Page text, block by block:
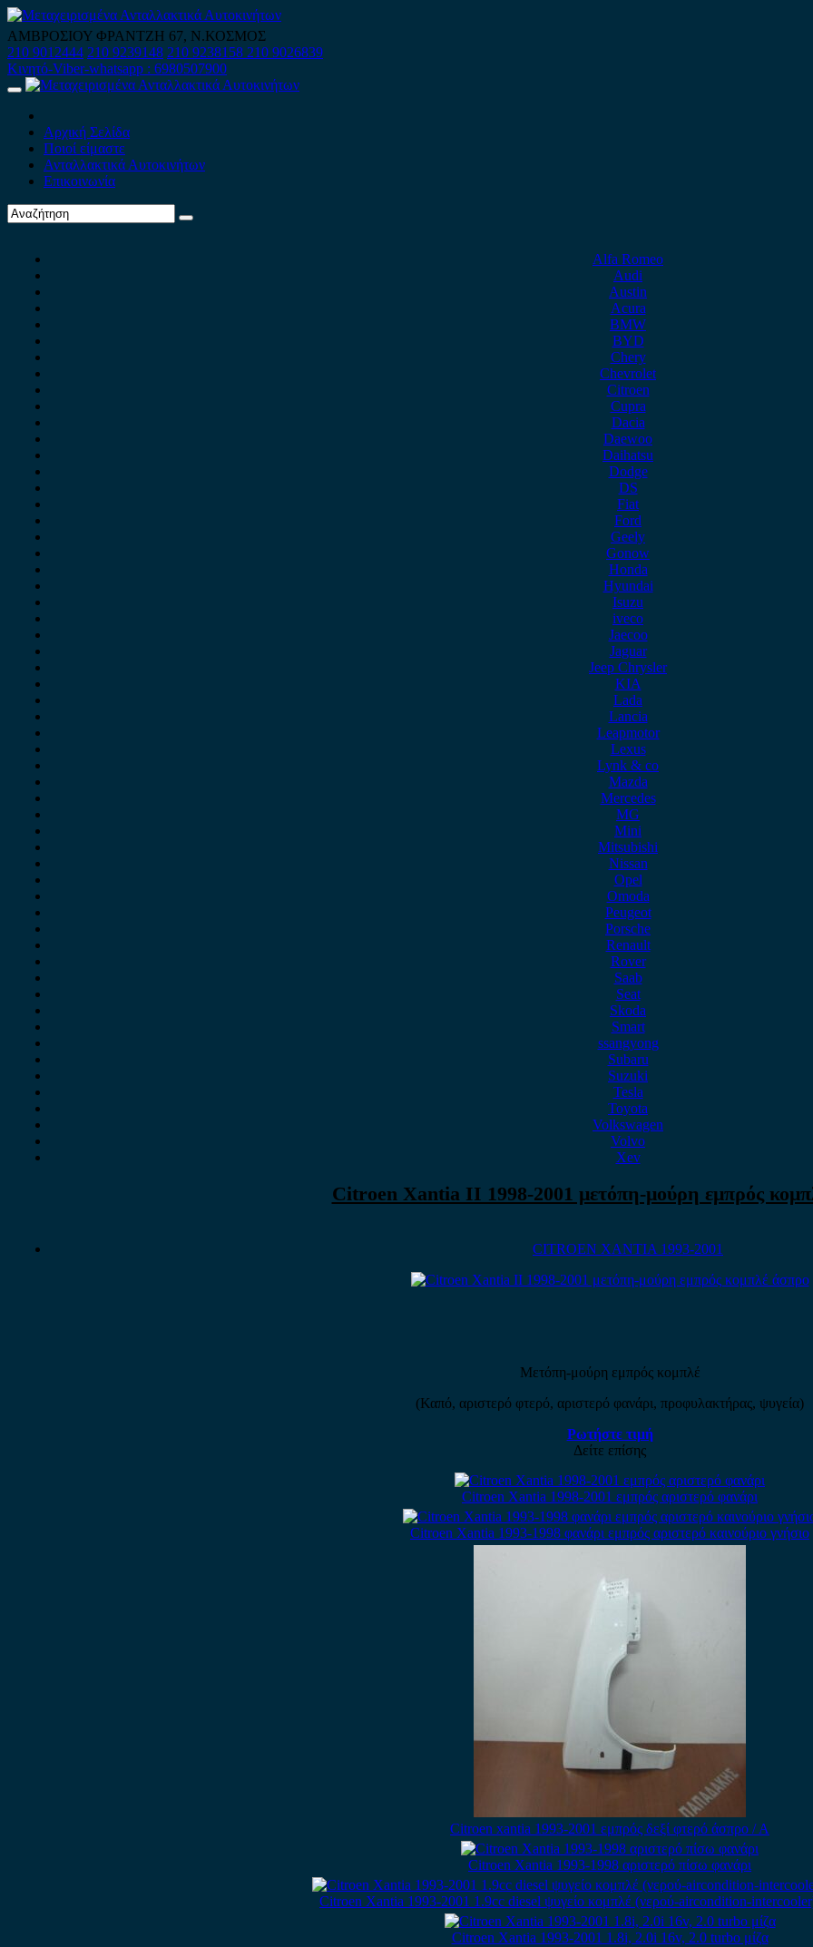
Skip
to
content
ΑΜΒΡΟΣΙΟΥ ΦΡΑΝΤΖΗ 67, Ν.ΚΟΣΜΟΣ
210 9012444 210 9239148 210 9238158 210 9026839
Κινητό-Viber-whatsapp : 6980507900
Primary
Αρχική Σελίδα
Ποιοί είμαστε
Ανταλλακτικά Αυτοκινήτων
Επικοινωνία
Alfa Romeo
Audi
Austin
Acura
BMW
BYD
Chery
Chevrolet
Citroen
Cupra
Dacia
Daewoo
Daihatsu
Dodge
DS
Fiat
Ford
Geely
Gonow
Honda
Hyundai
Isuzu
iveco
Jaecoo
Jaguar
Jeep Chrysler
KIA
Lada
Lancia
Leapmotor
Lexus
Lynk & co
Mazda
Mercedes
MG
Mini
Mitsubishi
Nissan
Opel
Omoda
Peugeot
Porsche
Renault
Rover
Saab
Seat
Skoda
Smart
ssangyong
Subaru
Suzuki
Tesla
Toyota
Volkswagen
Volvo
Xev
Citroen Xantia II 1998-2001 μετόπη-μούρη εμπρός
CITROEN XANTIA 1993-2001
Μετόπη-μούρη εμπρός κομπλέ
(Καπό, αριστερό φτερό, αριστερό φανάρι, προφυλακτήρας, ψυγεία)
Ρωτήστε τιμή
Δείτε επίσης
Citroen Xantia 1998-2001 εμπρός αριστερό φανάρι
Citroen Xantia 1993-1998 φανάρι εμπρός αριστερό καινούριο γνήσιο
Citroen xantia 1993-2001 εμπρός δεξί φτερό άσπρο / Α
Citroen Xantia 1993-1998 αριστερό πίσω φανάρι
Citroen Xantia 1993-2001 1.9cc diesel ψυγείο κομπλέ (νερού-aircondition-
Citroen Xantia 1993-2001 1.8i, 2.0i 16v, 2.0 turbo μίζα